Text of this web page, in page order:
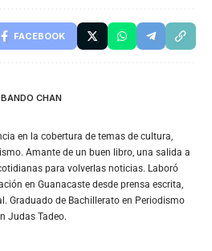
FACEBOOK
CHAN
en la cobertura de temas de cultura,
Amante de un buen libro, una salida a
para volverlas noticias. Laboró
en Guanacaste desde prensa escrita,
Graduado de Bachillerato en Periodismo
Judas Tadeo.